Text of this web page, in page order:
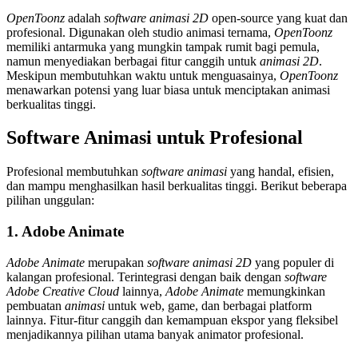
OpenToonz adalah software animasi 2D open-source yang kuat dan
profesional. Digunakan oleh studio animasi ternama, OpenToonz
memiliki antarmuka yang mungkin tampak rumit bagi pemula,
namun menyediakan berbagai fitur canggih untuk animasi 2D.
Meskipun membutuhkan waktu untuk menguasainya, OpenToonz
menawarkan potensi yang luar biasa untuk menciptakan animasi
berkualitas tinggi.
Software Animasi untuk Profesional
Profesional membutuhkan software animasi yang handal, efisien,
dan mampu menghasilkan hasil berkualitas tinggi. Berikut beberapa
pilihan unggulan:
1. Adobe Animate
Adobe Animate merupakan software animasi 2D yang populer di
kalangan profesional. Terintegrasi dengan baik dengan software
Adobe Creative Cloud lainnya, Adobe Animate memungkinkan
pembuatan animasi untuk web, game, dan berbagai platform
lainnya. Fitur-fitur canggih dan kemampuan ekspor yang fleksibel
menjadikannya pilihan utama banyak animator profesional.